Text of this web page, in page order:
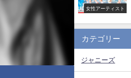
女性アーティスト
カテゴリー
ジャニーズ